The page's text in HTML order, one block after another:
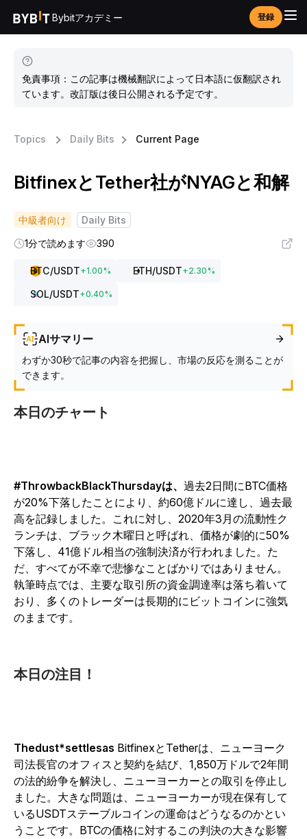
Bybitアカデミー 登録
免責事項：この記事は機械翻訳によって日本語に仮翻訳され
ています。改訂版は後日公開される予定です。
Topics Daily Bits Current Page
BitfinexとTether社がNYAGと和解
中級者向け
Daily Bits
1分で読めます
390
BTC/USDT+1.00% ETH/USDT+2.30%
SOL/USDT+0.40%
AIサマリー
わずか30秒で記事の内容を把握し、市場の反応を測ることが
できます。
本日のチャート
#ThrowbackBlackThursdayは、 過去2日間にBTC価格
が20%下落したことにより、約60億ドルに達し、過去最
高を記録しました。これに対し、2020年3月の流動性ク
ランチは、ブラック木曜日と呼ばれ、価格が劇的に50%
下落し、41億ドル相当の強制決済が行われました。た
だ、すべてが不幸で悲惨なことばかりではありません。
執筆時点では、主要な取引所の資金調達率は落ち着いて
おり、多くのトレーダーは長期的にビットコインに強気
のままです。
本日の注目！
Thedust*settlesas BitfinexとTetherは、ニューヨーク
司法長官のオフィスと契約を結び、1,850万ドルで2年間
の法的紛争を解決し、ニューヨーカーとの取引を停止し
ました。大きな問題は、ニューヨーカーが現在保有して
いるUSDTステーブルコインの運命はどうなるのかとい
うことです。BTCの価格に対するこの判決の大きな影響